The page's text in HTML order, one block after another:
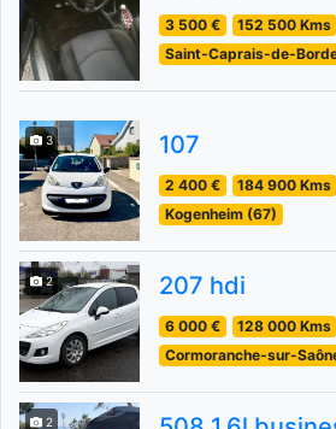
3 500 € 152 500 Kms
Saint-Caprais-de-
3 107
2 400 € 184 900 Kms
Kogenheim (67)
2 207 hdi
6 000 € 128 000 Kms
Cormoranche-sur-
2